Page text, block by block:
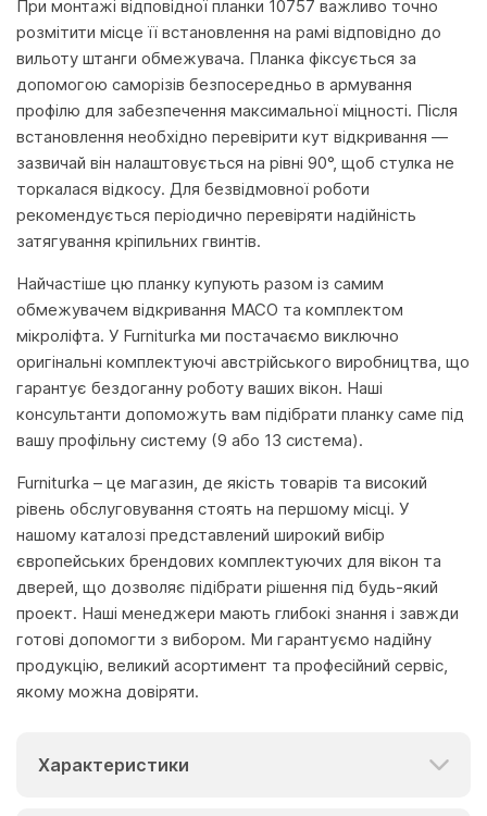
При монтажі відповідної планки 10757 важливо точно
розмітити місце її встановлення на рамі відповідно до
вильоту штанги обмежувача. Планка фіксується за
допомогою саморізів безпосередньо в армування
профілю для забезпечення максимальної міцності. Після
встановлення необхідно перевірити кут відкривання —
зазвичай він налаштовується на рівні 90°, щоб стулка не
торкалася відкосу. Для безвідмовної роботи
рекомендується періодично перевіряти надійність
затягування кріпильних гвинтів.
Найчастіше цю планку купують разом із самим
обмежувачем відкривання MACO та комплектом
мікроліфта. У Furniturka ми постачаємо виключно
оригінальні комплектуючі австрійського виробництва, що
гарантує бездоганну роботу ваших вікон. Наші
консультанти допоможуть вам підібрати планку саме під
вашу профільну систему (9 або 13 система).
Furniturka – це магазин, де якість товарів та високий
рівень обслуговування стоять на першому місці. У
нашому каталозі представлений широкий вибір
європейських брендових комплектуючих для вікон та
дверей, що дозволяє підібрати рішення під будь-який
проект. Наші менеджери мають глибокі знання і завжди
готові допомогти з вибором. Ми гарантуємо надійну
продукцію, великий асортимент та професійний сервіс,
якому можна довіряти.
Характеристики